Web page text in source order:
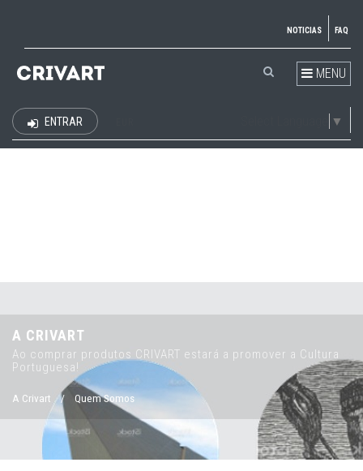
NOTICIAS FAQ
MENU
▼
ENTRAR
A CRIVART
Ao comprar produtos CRIVART estará a promover a Cultura
Portuguesa!
A Crivart / Quem Somos